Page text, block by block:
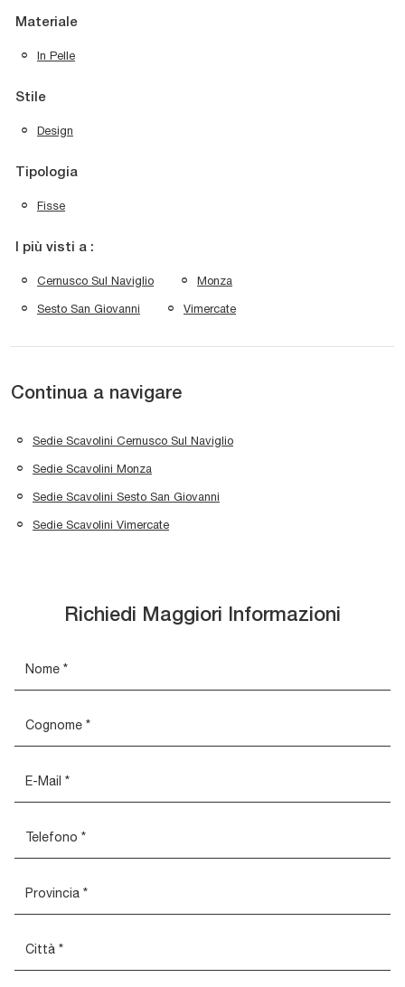
Materiale
In Pelle
Stile
Design
Tipologia
Fisse
I più visti a :
Cernusco Sul Naviglio Monza
Sesto San Giovanni Vimercate
Continua a navigare
Sedie Scavolini Cernusco Sul Naviglio
Sedie Scavolini Monza
Sedie Scavolini Sesto San Giovanni
Sedie Scavolini Vimercate
Richiedi Maggiori Informazioni